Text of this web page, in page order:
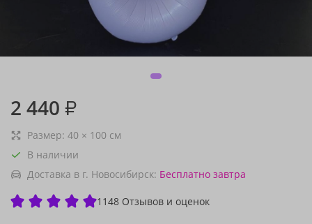
2 440 ₽
Размер: 40 × 100 см
В наличии
Доставка в г. Новосибирск: Бесплатно завтра
1148 Отзывов и оценок